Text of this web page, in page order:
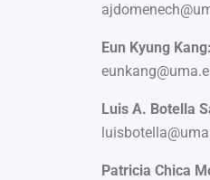
Eun Kyung Kang:
Luis A. Botella
Patricia Chica